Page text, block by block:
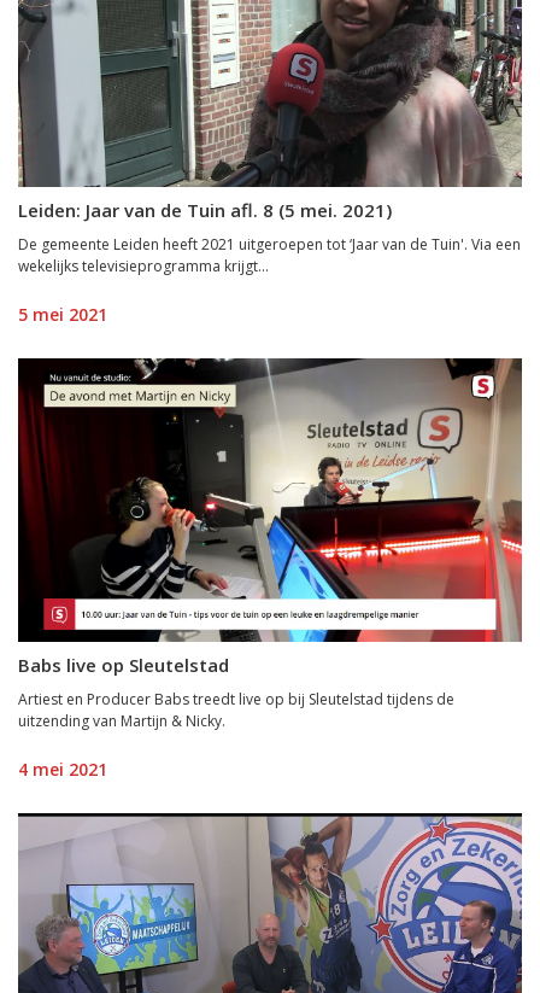
Leiden: Jaar van de Tuin afl. 8 (5 mei. 2021)
De gemeente Leiden heeft 2021 uitgeroepen tot ‘Jaar van de Tuin'. Via een
wekelijks televisieprogramma krijgt...
5 mei 2021
Babs live op Sleutelstad
Artiest en Producer Babs treedt live op bij Sleutelstad tijdens de
uitzending van Martijn & Nicky.
4 mei 2021